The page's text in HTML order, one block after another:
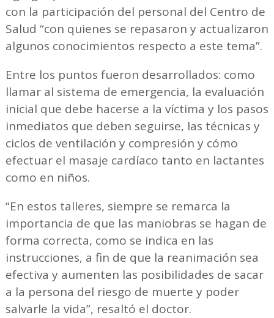
con la participación del personal del Centro de
Salud “con quienes se repasaron y actualizaron
algunos conocimientos respecto a este tema”.
Entre los puntos fueron desarrollados: como
llamar al sistema de emergencia, la evaluación
inicial que debe hacerse a la víctima y los pasos
inmediatos que deben seguirse, las técnicas y
ciclos de ventilación y compresión y cómo
efectuar el masaje cardíaco tanto en lactantes
como en niños.
“En estos talleres, siempre se remarca la
importancia de que las maniobras se hagan de
forma correcta, como se indica en las
instrucciones, a fin de que la reanimación sea
efectiva y aumenten las posibilidades de sacar
a la persona del riesgo de muerte y poder
salvarle la vida”, resaltó el doctor.